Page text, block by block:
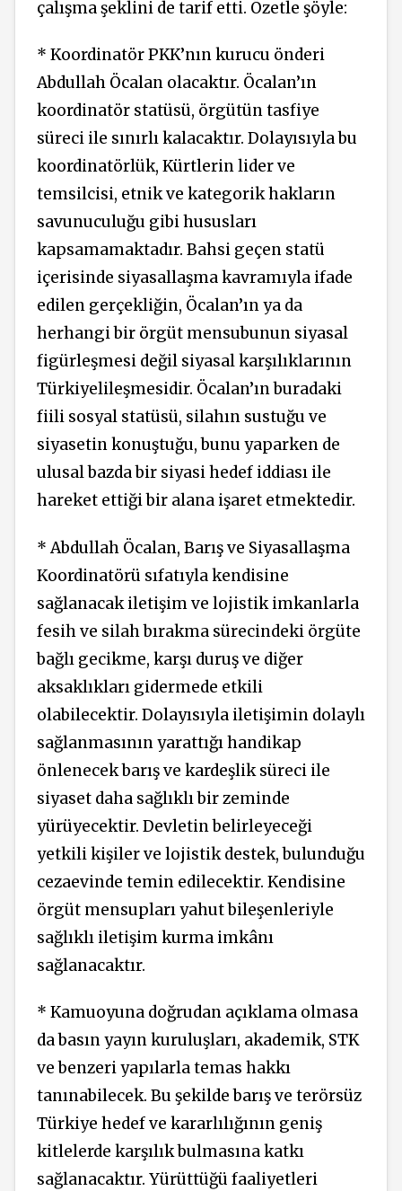
çalışma şeklini de tarif etti. Özetle şöyle:
* Koordinatör PKK’nın kurucu önderi
Abdullah Öcalan olacaktır. Öcalan’ın
koordinatör statüsü, örgütün tasfiye
süreci ile sınırlı kalacaktır. Dolayısıyla bu
koordinatörlük, Kürtlerin lider ve
temsilcisi, etnik ve kategorik hakların
savunuculuğu gibi hususları
kapsamamaktadır. Bahsi geçen statü
içerisinde siyasallaşma kavramıyla ifade
edilen gerçekliğin, Öcalan’ın ya da
herhangi bir örgüt mensubunun siyasal
figürleşmesi değil siyasal karşılıklarının
Türkiyelileşmesidir. Öcalan’ın buradaki
fiili sosyal statüsü, silahın sustuğu ve
siyasetin konuştuğu, bunu yaparken de
ulusal bazda bir siyasi hedef iddiası ile
hareket ettiği bir alana işaret etmektedir.
* Abdullah Öcalan, Barış ve Siyasallaşma
Koordinatörü sıfatıyla kendisine
sağlanacak iletişim ve lojistik imkanlarla
fesih ve silah bırakma sürecindeki örgüte
bağlı gecikme, karşı duruş ve diğer
aksaklıkları gidermede etkili
olabilecektir. Dolayısıyla iletişimin dolaylı
sağlanmasının yarattığı handikap
önlenecek barış ve kardeşlik süreci ile
siyaset daha sağlıklı bir zeminde
yürüyecektir. Devletin belirleyeceği
yetkili kişiler ve lojistik destek, bulunduğu
cezaevinde temin edilecektir. Kendisine
örgüt mensupları yahut bileşenleriyle
sağlıklı iletişim kurma imkânı
sağlanacaktır.
* Kamuoyuna doğrudan açıklama olmasa
da basın yayın kuruluşları, akademik, STK
ve benzeri yapılarla temas hakkı
tanınabilecek. Bu şekilde barış ve terörsüz
Türkiye hedef ve kararlılığının geniş
kitlelerde karşılık bulmasına katkı
sağlanacaktır. Yürüttüğü faaliyetleri